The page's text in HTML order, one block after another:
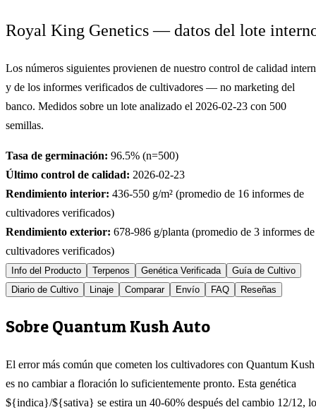
Royal King Genetics — datos del lote
Los números siguientes provienen de nuestro control de calidad
y de los informes verificados de cultivadores — no marketing del
banco. Medidos sobre un lote analizado el 2026-02-23 con 500
semillas.
Tasa de germinación: 96.5% (n=500)
Último control de calidad: 2026-02-23
Rendimiento interior: 436-550 g/m² (promedio de 16 informes de
cultivadores verificados)
Rendimiento exterior: 678-986 g/planta (promedio de 3 informes de
cultivadores verificados)
Info del Producto Terpenos Genética Verificada
Guía de Cultivo
Diario de Cultivo
Linaje Comparar Envío FAQ Reseñas
Sobre Quantum Kush Auto
El error más común que cometen los cultivadores con Quantum Kush
es no cambiar a floración lo suficientemente pronto. Esta genética
${indica}/${sativa} se estira un 40-60% después del cambio 12/12, lo